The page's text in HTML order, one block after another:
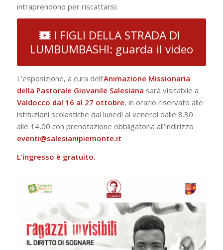
intraprendono per riscattarsi:
I FIGLI DELLA STRADA DI
LUMBUMBASHI: guarda il video
L’esposizione, a cura dell’Animazione Missionaria
della Pastorale Giovanile Salesiana sarà visitabile a
Valdocco dal 16 al 27 ottobre, in orario riservato alle
istituzioni scolastiche dal lunedì al venerdì dalle 8.30
alle 14,00 con prenotazione obbligatoria all’indirizzo
eventi@salesianipiemonte.it
L’ingresso è gratuito.